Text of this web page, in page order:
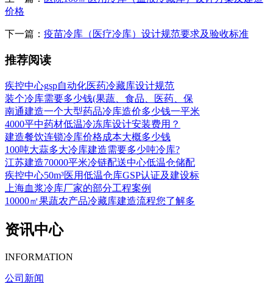
价格
下一篇： 疫苗冷库（医疗冷库）设计规范要求及验收标准
推荐阅读
疾控中心gsp自动化医药冷藏库设计规范
装个冷库需要多少钱(果蔬、食品、医药、保
南通建造一个大型药品冷库造价多少钱一平米
4000平中药材低温冷冻库设计安装费用？
建造餐饮连锁冷库价格成本大概多少钱
100吨大蒜多大冷库建造需要多少吨冷库?
江苏建造70000平米冷链配送中心低温仓储配
疾控中心50m³医用低温仓库GSP认证及建设标
上海血浆冷库厂家的部分工程案例
10000㎡果蔬农产品冷藏库建造流程您了解多
资讯中心
INFORMATION
公司新闻